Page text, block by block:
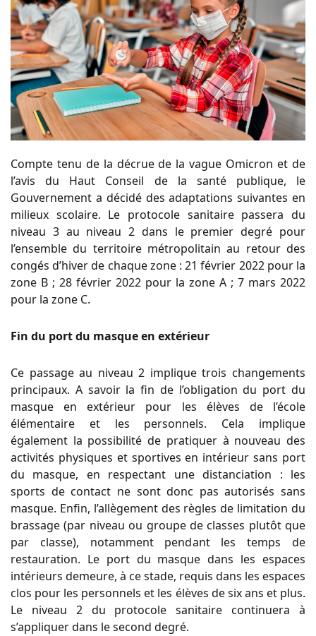
Compte tenu de la décrue de la vague Omicron et de
l’avis du Haut Conseil de la santé publique, le
Gouvernement a décidé des adaptations suivantes en
milieux scolaire. Le protocole sanitaire passera du
niveau 3 au niveau 2 dans le premier degré pour
l’ensemble du territoire métropolitain au retour des
congés d’hiver de chaque zone : 21 février 2022 pour la
zone B ; 28 février 2022 pour la zone A ; 7 mars 2022
pour la zone C.
Fin du port du masque en extérieur
Ce passage au niveau 2 implique trois changements
principaux. A savoir la fin de l’obligation du port du
masque en extérieur pour les élèves de l’école
élémentaire et les personnels. Cela implique
également la possibilité de pratiquer à nouveau des
activités physiques et sportives en intérieur sans port
du masque, en respectant une distanciation : les
sports de contact ne sont donc pas autorisés sans
masque. Enfin, l’allègement des règles de limitation du
brassage (par niveau ou groupe de classes plutôt que
par classe), notamment pendant les temps de
restauration. Le port du masque dans les espaces
intérieurs demeure, à ce stade, requis dans les espaces
clos pour les personnels et les élèves de six ans et plus.
Le niveau 2 du protocole sanitaire continuera à
s’appliquer dans le second degré.